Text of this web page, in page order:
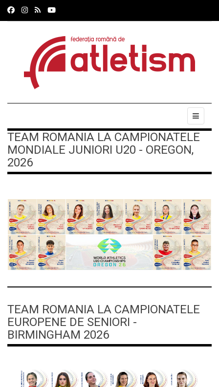
TEAM ROMANIA LA CAMPIONATELE
MONDIALE JUNIORI U20 - OREGON,
2026
TEAM ROMANIA LA CAMPIONATELE
EUROPENE DE SENIORI -
BIRMINGHAM 2026